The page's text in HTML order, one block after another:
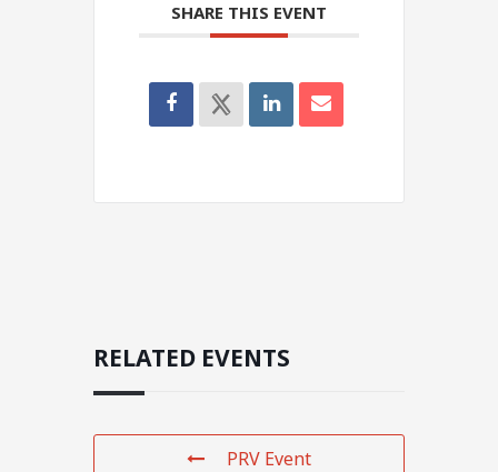
SHARE THIS EVENT
RELATED EVENTS
PRV Event